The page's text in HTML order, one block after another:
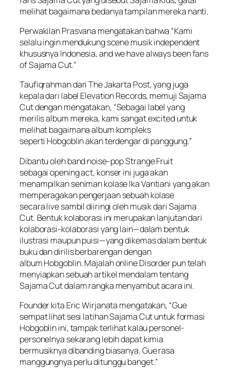
melihat bagaimana bedanya tampilan mereka nanti.
Perwakilan Prasvana mengatakan bahwa “Kami
selalu ingin mendukung scene musik independent
khususnya Indonesia,and we have always been fans
of Sajama Cut.”
Taufiqrahman dari The Jakarta Post, yang juga
kepala dari label Elevation Records, memuji Sajama
Cut dengan mengatakan, “Sebagai label yang
merilis album mereka, kami sangatexciteduntuk
melihat bagaimana album kompleks
seperti Hobgoblinakan terdengar di panggung.”
Dibantu oleh band noise-pop Strange Fruit
sebagaiopening act, konser ini juga akan
menampilkan seniman kolase Ika Vantiani yang akan
memperagakan pengerjaan sebuah kolase
secaralivesambil diiringi oleh musik dari Sajama
Cut. Bentuk kolaborasi ini merupakan lanjutan dari
kolaborasi-kolaborasi yang lain—dalam bentuk
ilustrasi maupun puisi—yang dikemas dalam bentuk
buku dan dirilis berbarengan dengan
albumHobgoblin. Majalah online Disorder pun telah
menyiapkan sebuah artikel mendalam tentang
Sajama Cut dalam rangka menyambut acara ini.
Founder kita Eric Wirjanata mengatakan, “Gue
sempat lihat sesi latihan Sajama Cut untuk formasi
Hobgoblin ini, tampak terlihat kalau personel-
personelnya sekarang lebih dapat kimia
bermusiknya dibanding biasanya. Gue rasa
manggungnya perlu ditunggu banget.”